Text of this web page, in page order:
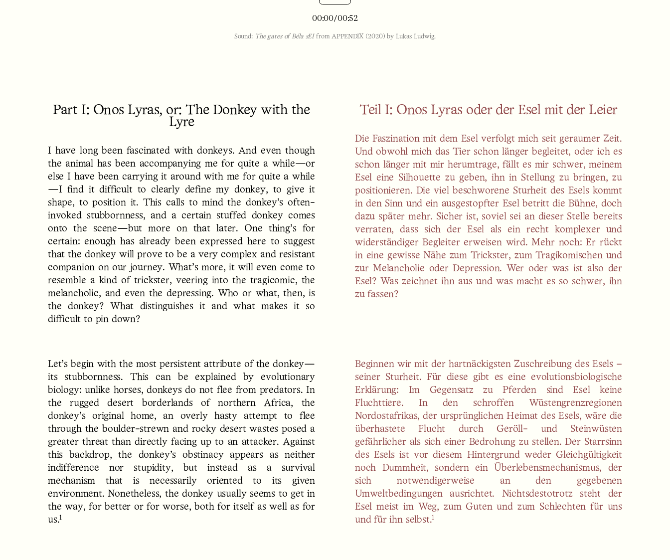
00:00/00:52
Sound: The gates of Béla sEI from APPENDIX (2020) by Lukas Ludwig.
Part I: Onos Lyras, or: The Donkey with the
Lyre
I have long been fascinated with donkeys. And even though
the animal has been accompanying me for quite a while—or
else I have been carrying it around with me for quite a while
—I find it difficult to clearly define my donkey, to give it
shape, to position it. This calls to mind the donkey’s often-
invoked stubbornness, and a certain stuffed donkey comes
onto the scene—but more on that later. One thing’s for
certain: enough has already been expressed here to suggest
that the donkey will prove to be a very complex and resistant
companion on our journey. What’s more, it will even come to
resemble a kind of trickster, veering into the tragicomic, the
melancholic, and even the depressing. Who or what, then, is
the donkey? What distinguishes it and what makes it so
difficult to pin down?
Teil I: Onos Lyras oder der Esel mit der Leier
Die Faszination mit dem Esel verfolgt mich seit geraumer Zeit.
Und obwohl mich das Tier schon länger begleitet, oder ich es
schon länger mit mir herumtrage, fällt es mir schwer, meinem
Esel eine Silhouette zu geben, ihn in Stellung zu bringen, zu
positionieren. Die viel beschworene Sturheit des Esels kommt
in den Sinn und ein ausgestopfter Esel betritt die Bühne, doch
dazu später mehr. Sicher ist, soviel sei an dieser Stelle bereits
verraten, dass sich der Esel als ein recht komplexer und
widerständiger Begleiter erweisen wird. Mehr noch: Er rückt
in eine gewisse Nähe zum Trickster, zum Tragikomischen und
zur Melancholie oder Depression. Wer oder was ist also der
Esel? Was zeichnet ihn aus und was macht es so schwer, ihn
zu fassen?
Let’s begin with the most persistent attribute of the donkey—
its stubbornness. This can be explained by evolutionary
biology: unlike horses, donkeys do not flee from predators. In
the rugged desert borderlands of northern Africa, the
donkey’s original home, an overly hasty attempt to flee
through the boulder-strewn and rocky desert wastes posed a
greater threat than directly facing up to an attacker. Against
this backdrop, the donkey’s obstinacy appears as neither
indifference nor stupidity, but instead as a survival
mechanism that is necessarily oriented to its given
environment. Nonetheless, the donkey usually seems to get in
the way, for better or for worse, both for itself as well as for
us.1
Beginnen wir mit der hartnäckigsten Zuschreibung des Esels –
seiner Sturheit. Für diese gibt es eine evolutionsbiologische
Erklärung: Im Gegensatz zu Pferden sind Esel keine
Fluchttiere. In den schroffen Wüstengrenzregionen
Nordostafrikas, der ursprünglichen Heimat des Esels, wäre die
überhastete Flucht durch Geröll- und Steinwüsten
gefährlicher als sich einer Bedrohung zu stellen. Der Starrsinn
des Esels ist vor diesem Hintergrund weder Gleichgültigkeit
noch Dummheit, sondern ein Überlebensmechanismus, der
sich notwendigerweise an den gegebenen
Umweltbedingungen ausrichtet. Nichtsdestotrotz steht der
Esel meist im Weg, zum Guten und zum Schlechten für uns
und für ihn selbst.1